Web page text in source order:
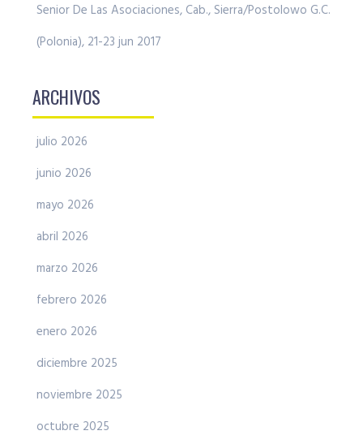
Senior De Las Asociaciones, Cab., Sierra/Postolowo G.C.
(Polonia), 21-23 jun 2017
ARCHIVOS
julio 2026
junio 2026
mayo 2026
abril 2026
marzo 2026
febrero 2026
enero 2026
diciembre 2025
noviembre 2025
octubre 2025